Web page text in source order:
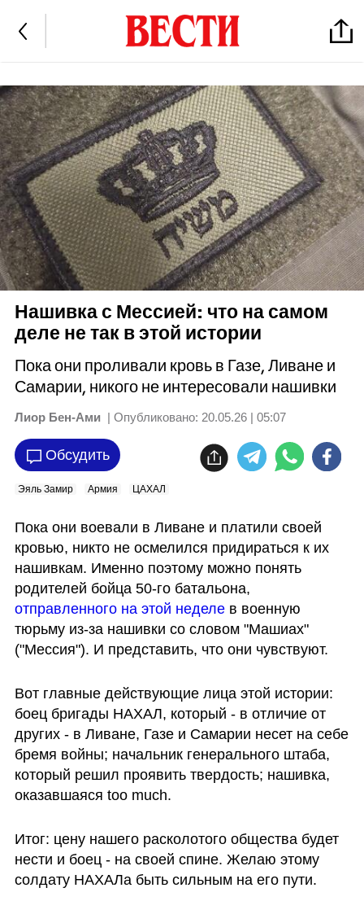
Нашивка с Мессией: что на самом
деле не так в этой истории
Пока они проливали кровь в Газе, Ливане и
Самарии, никого не интересовали нашивки
Лиор Бен-Ами | Опубликовано: 20.05.26 | 05:07
Обсудить
Эяль Замир Армия ЦАХАЛ
Пока они воевали в Ливане и платили своей
кровью, никто не осмелился придираться к их
нашивкам. Именно поэтому можно понять
отправленного на этой неделе в военную
тюрьму из-за нашивки со словом "Машиах"
("Мессия"). И представить, что они чувствуют.
Вот главные действующие лица этой истории:
боец бригады НАХАЛ, который - в отличие от
других - в Ливане, Газе и Самарии несет на себе
бремя войны; начальник генерального штаба,
который решил проявить твердость; нашивка,
оказавшаяся too much.
Итог: цену нашего расколотого общества будет
нести и боец - на своей спине. Желаю этому
солдату НАХАЛа быть сильным на его пути.